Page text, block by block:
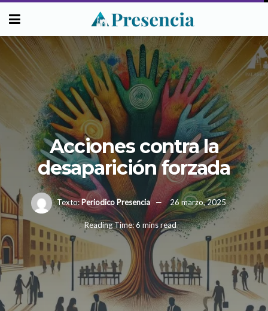
Acciones contra la
desaparición forzada
Texto: Periodico Presencia 26 marzo, 2025
Reading Time: 6 mins read